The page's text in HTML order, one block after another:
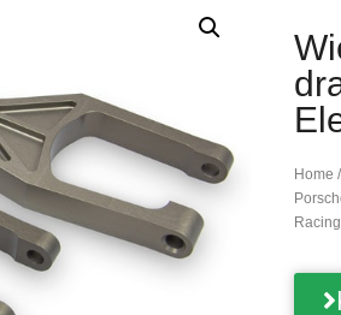
Home
Racing